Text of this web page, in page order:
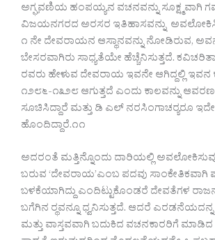
ಅಗ್ಘವಣಿಯ ಹಂಪಯ್ಯನ ವಚನವನ್ನು ಸೂಕ್ಷ್ಮವಾಗಿ
ವಿಜಯನಗರದ ಅರಸರ ಇತಿಹಾಸವನ್ನು
೧ ನೇ ದೇವರಾಯನ ಆಸ್ಥಾನವನ್ನು ನೋಡಿರುವ,
ಬೇಸರವಾಗಿರು ಸಾಧ್ಯತೆಯೇ ಹೆಚ್ಚೆನಿಸುತ್ತದೆ.
ರವರು ಹೇಳುವ ದೇವರಾಯ ಇವನೇ ಆಗಿದ್ದಲ್ಲಿ ಇವನ
೧೨೮೬-೧೩೨೮ ಆಗುತ್ತದೆ ಎಂದು ಕಾಲವನ್ನು
ಸೂಚಿಸಿದ್ದಾರೆ ಮತ್ತು ಡಿ ಎಲ್ ನರಸಿಂಗಾಚರ‍್ಯರೂ
ಹೊಂದಿದ್ದಾರೆ.೧೧
ಅದರಂತೆ ಮತ್ತಿನ್ನೊಂದು ದಾರಿಯಲ್ಲಿ
ಬರುವ ‘ದೇವರಾಯ’ಎಂಬ ಪದವು ಸಾಂಕೇತಿಕವಾಗಿ
ಬಳಕೆಯಾಗಿದ್ದು ಎಂದಿಟ್ಟುಕೊಂಡರೆ ದೇವತೆಗಳ
ಬಗೆಗಿನ ರ‍್ಥವನ್ನೂ ಧ್ವನಿಸುತ್ತದೆ. ಆದರೆ ಎರಡನೆಯದನ್ನ
ಮತ್ತು ವಾಸ್ತವವಾಗಿ ಬದುಕಿದ ವಚನಕಾರರಿಗೆ